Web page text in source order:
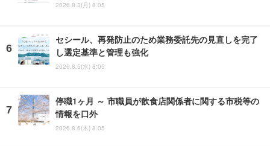
2026.8.3(月) 8:05
セシール、再発防止のため業務委託先の見直しを完了
し選定基準と管理も強化
2026.8.5(水) 8:05
停職1ヶ月 ～ 市職員が飲食店関係者に関する市税等の
情報を口外
2026.8.6(木) 8:05